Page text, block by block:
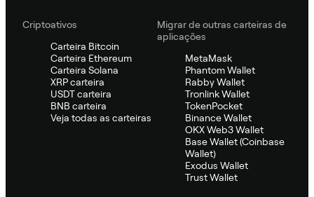
Criptoativos
Carteira Bitcoin
Carteira Ethereum
Carteira Solana
XRP carteira
USDT carteira
BNB carteira
Veja todas as carteiras
Migrar de outras carteiras de
aplicações
MetaMask
Phantom Wallet
Rabby Wallet
Tronlink Wallet
TokenPocket
Binance Wallet
OKX Web3 Wallet
Base Wallet (Coinbase
Wallet)
Exodus Wallet
Trust Wallet